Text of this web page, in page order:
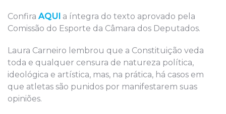
Confira AQUI a íntegra do texto aprovado pela
Comissão do Esporte da Câmara dos Deputados.
Laura Carneiro lembrou que a Constituição veda
toda e qualquer censura de natureza política,
ideológica e artística, mas, na prática, há casos em
que atletas são punidos por manifestarem suas
opiniões.